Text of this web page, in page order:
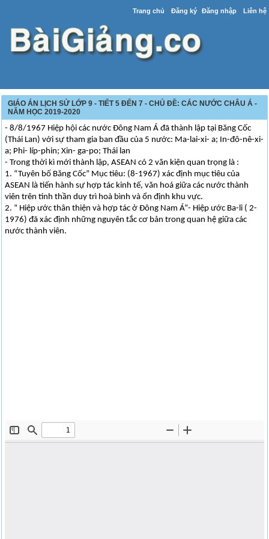
Trang chủ Đăng ký Đăng nhập Liên hệ
GIÁO ÁN LỊCH SỬ LỚP 9 - TIẾT 5 ĐẾN 7 - CHỦ ĐỀ: CÁC NƯỚC CHÂU Á -
NĂM HỌC 2019-2020
- 8/8/1967 Hiệp hội các nước Đông Nam Á đã thành lập tại Băng Cốc
(Thái Lan) với sự tham gia ban đầu của 5 nước: Ma-lai-xi- a; In-đô-nê-xi-
a; Phi- líp-phin; Xin- ga-po; Thái lan
- Trong thời kì mới thành lập, ASEAN có 2 văn kiện quan trọng là :
1. “Tuyên bố Băng Cốc” Mục tiêu: (8-1967) xác định mục tiêu của
ASEAN là tiến hành sự hợp tác kinh tế, văn hoá giữa các nước thành
viên trên tinh thần duy trì hoà bình và ổn định khu vực.
2. “ Hiệp ước thân thiện và hợp tác ở Đông Nam Á”- Hiệp ước Ba-li ( 2-
1976) đã xác định những nguyên tắc cơ bản trong quan hệ giữa các
nước thành viên.